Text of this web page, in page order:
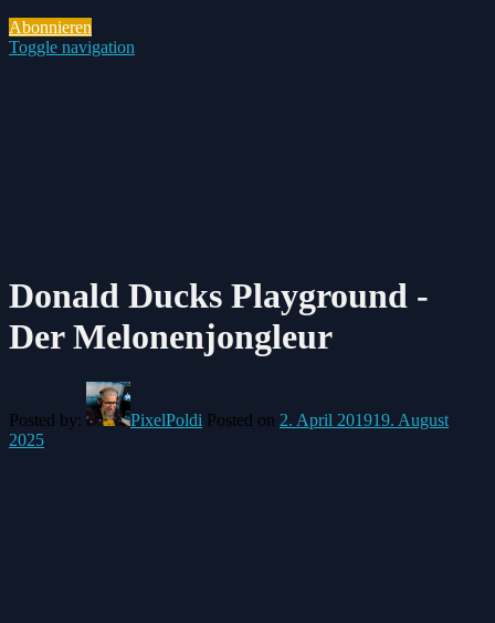
Abonnieren
Toggle navigation
Donald Ducks Playground -
Der Melonenjongleur
Posted by: PixelPoldi Posted on 2. April 201919. August
2025